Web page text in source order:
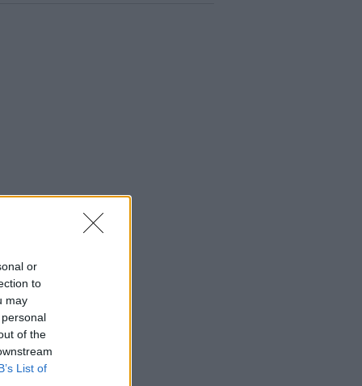
or
to
may
of the
List of